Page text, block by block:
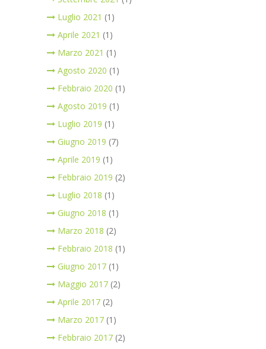
Luglio 2021 (1)
Aprile 2021 (1)
Marzo 2021 (1)
Agosto 2020 (1)
Febbraio 2020 (1)
Agosto 2019 (1)
Luglio 2019 (1)
Giugno 2019 (7)
Aprile 2019 (1)
Febbraio 2019 (2)
Luglio 2018 (1)
Giugno 2018 (1)
Marzo 2018 (2)
Febbraio 2018 (1)
Giugno 2017 (1)
Maggio 2017 (2)
Aprile 2017 (2)
Marzo 2017 (1)
Febbraio 2017 (2)